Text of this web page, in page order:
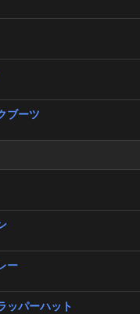
ブーツ
ー
ッパーハット